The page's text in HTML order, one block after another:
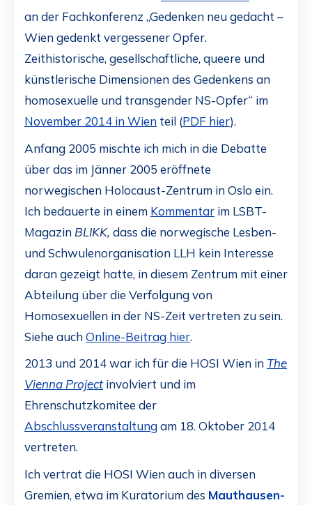
an der Fachkonferenz „Gedenken neu gedacht –
Wien gedenkt vergessener Opfer.
Zeithistorische, gesellschaftliche, queere und
künstlerische Dimensionen des Gedenkens an
homosexuelle und transgender NS-Opfer“ im
November 2014 in Wien teil (PDF hier).
Anfang 2005 mischte ich mich in die Debatte
über das im Jänner 2005 eröffnete
norwegischen Holocaust-Zentrum in Oslo ein.
Ich bedauerte in einem Kommentar im LSBT-
Magazin BLIKK, dass die norwegische Lesben-
und Schwulenorganisation LLH kein Interesse
daran gezeigt hatte, in diesem Zentrum mit einer
Abteilung über die Verfolgung von
Homosexuellen in der NS-Zeit vertreten zu sein.
Siehe auchOnline-Beitrag hier.
2013 und 2014 war ich für die HOSI Wien in The
Vienna Projectinvolviert und im
Ehrenschutzkomitee der
Abschlussveranstaltungam 18. Oktober 2014
vertreten.
Ich vertrat die HOSI Wien auch in diversen
Gremien, etwa im Kuratorium des Mauthausen-